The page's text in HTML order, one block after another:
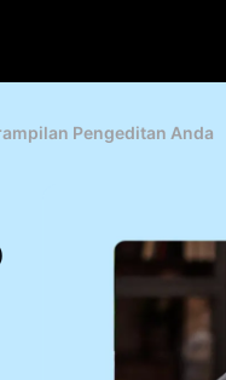
Pengeditan Anda